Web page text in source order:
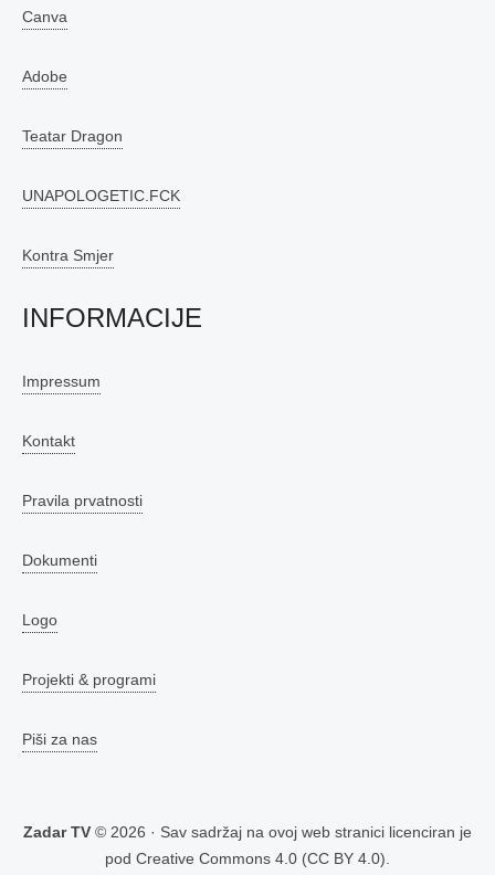
Canva
Adobe
Teatar Dragon
UNAPOLOGETIC.FCK
Kontra Smjer
INFORMACIJE
Impressum
Kontakt
Pravila prvatnosti
Dokumenti
Logo
Projekti & programi
Piši za nas
Zadar TV © 2026 · Sav sadržaj na ovoj web stranici licenciran je
pod Creative Commons 4.0 (CC BY 4.0)